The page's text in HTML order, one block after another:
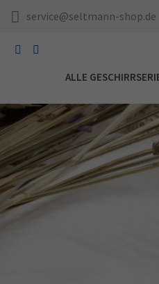
service@seltmann-shop.de
ALLE